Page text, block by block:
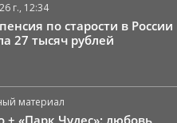
г., 12:34
по старости в России
27 тысяч рублей
материал
+ «Парк Чудес»: любовь